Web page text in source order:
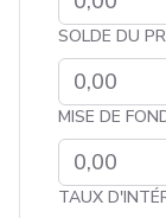
SOLDE DU
MISE DE
TAUX